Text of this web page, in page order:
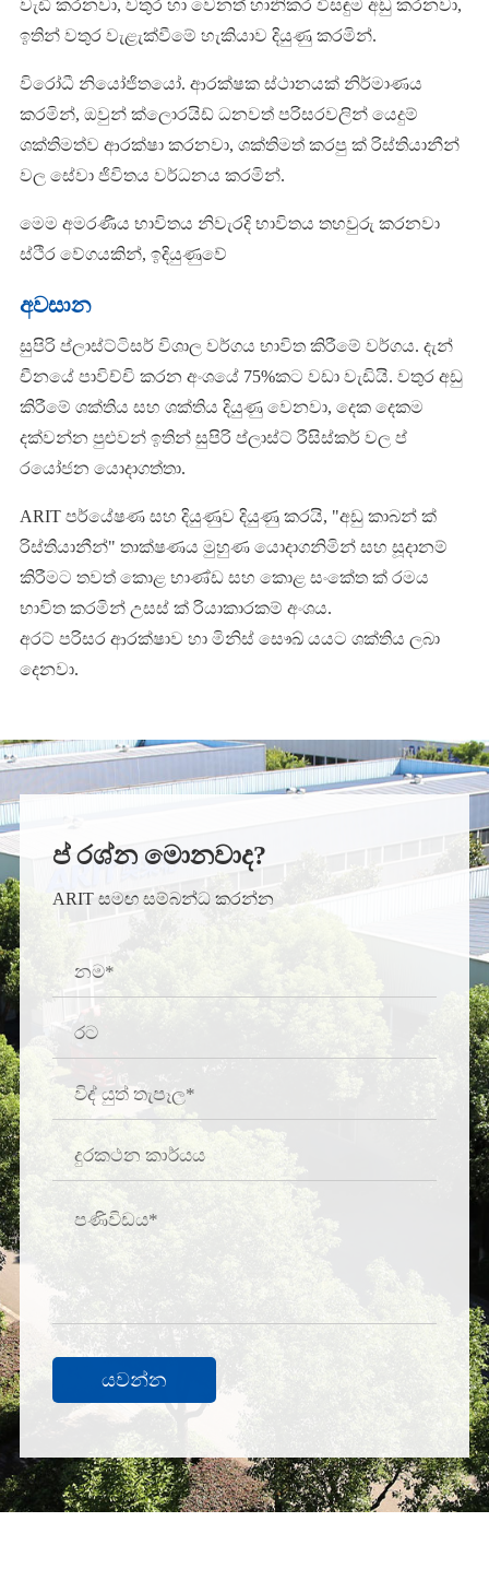
වැඩි කරනවා, වතුර හා වෙනත් හානිකර විසඳුම අඩු කරනවා,
ඉතින් වතුර වැළැක්වීමේ හැකියාව දියුණු කරමින්.
විරෝධී නියෝජිතයෝ. ආරක්ෂක ස්ථානයක් නිර්මාණය
කරමින්, ඔවුන් ක්ලොරයිඩ් ධනවත් පරිසරවලින් යෙදුම්
ශක්තිමත්ව ආරක්ෂා කරනවා, ශක්තිමත් කරපු ක් රිස්තියානීන්
වල සේවා ජිවිතය වර්ධනය කරමින්.
මෙම අමරණීය භාවිතය නිවැරදි භාවිතය තහවුරු කරනවා
ස්ථිර වේගයකින්, ඉදියුණුවේ
අවසාන
සුපිරි ප්ලාස්ට්ටිසර් විශාල වර්ගය භාවිත කිරීමේ වර්ගය. දැන්
චීනයේ පාවිච්චි කරන අංශයේ 75%කට වඩා වැඩියි. වතුර අඩු
කිරීමේ ශක්තිය සහ ශක්තිය දියුණු වෙනවා, දෙක දෙකම
දක්වන්න පුළුවන් ඉතින් සුපිරි ප්ලාස්ට් රීසිස්කර් වල ප්
රයෝජන යොදාගත්තා.
ARIT පර්යේෂණ සහ දියුණුව දියුණු කරයි, "අඩු කාබන් ක්
රිස්තියානීන්" තාක්ෂණය මුහුණ යොදාගනිමින් සහ සූදානම්
කිරීමට තවත් කොළ භාණ්ඩ සහ කොළ සංකේත ක් රමය
භාවිත කරමින් උසස් ක් රියාකාරකම් අංශය.
අරට් පරිසර ආරක්ෂාව හා මිනිස් සෞඛ් යයට ශක්තිය ලබා
දෙනවා.
ප් රශ්න මොනවාද?
ARIT සමඟ සම්බන්ධ කරන්න
යවන්න